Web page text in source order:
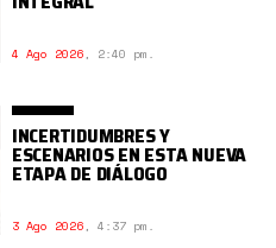
4 Ago 2026, 2:40 pm.
INCERTIDUMBRES Y
ESCENARIOS EN ESTA NUEVA
ETAPA DE DIÁLOGO
3 Ago 2026, 4:37 pm.